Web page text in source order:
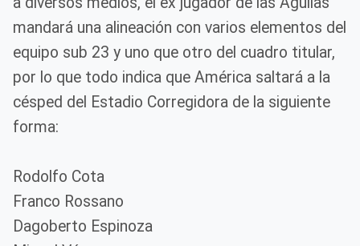
mandará una alineación con varios elementos del
equipo sub 23 y uno que otro del cuadro titular,
por lo que todo indica que América saltará a la
césped del Estadio Corregidora de la siguiente
forma:
Rodolfo Cota
Franco Rossano
Dagoberto Espinoza